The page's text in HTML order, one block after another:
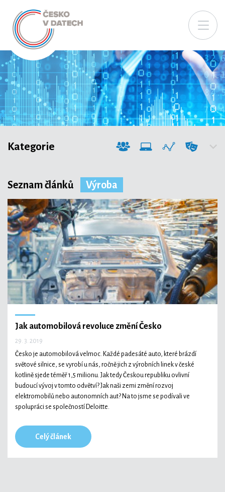
Kategorie
Společnost
Technologie
Ekonomika a byznys
Kultura a sport
Seznam článků Výroba
Jak automobilová revoluce změní Česko
29. 3. 2019
Česko je automobilová velmoc. Každé padesáté auto, které brázdí
světové silnice, se vyrobí u nás, ročně jich z výrobních linek v české
kotlině sjede téměř 1,5 milionu. Jak tedy Českou republiku ovlivní
budoucí vývoj v tomto odvětví? Jak naši zemi změní rozvoj
elektromobilů nebo autonomních aut? Na to jsme se podívali ve
spolupráci se společností Deloitte.
Celý článek